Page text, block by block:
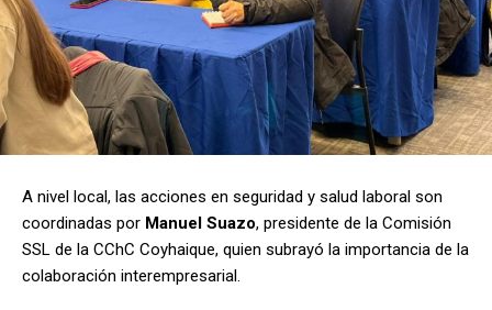
A nivel local, las acciones en seguridad y salud laboral son
coordinadas por Manuel Suazo, presidente de la Comisión
SSL de la CChC Coyhaique, quien subrayó la importancia de la
colaboración interempresarial.